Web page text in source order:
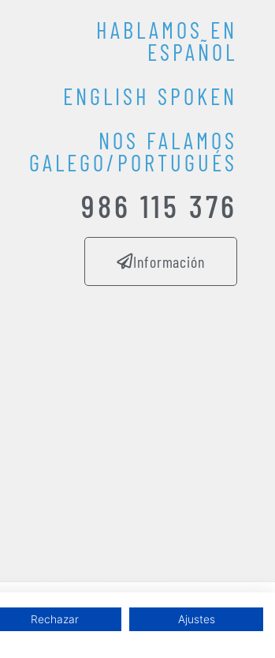
HABLAMOS EN
ESPAÑOL
ENGLISH SPOKEN
NOS FALAMOS
GALEGO/PORTUGUÉS
986 115 376
Información
0
Rechazar Ajustes